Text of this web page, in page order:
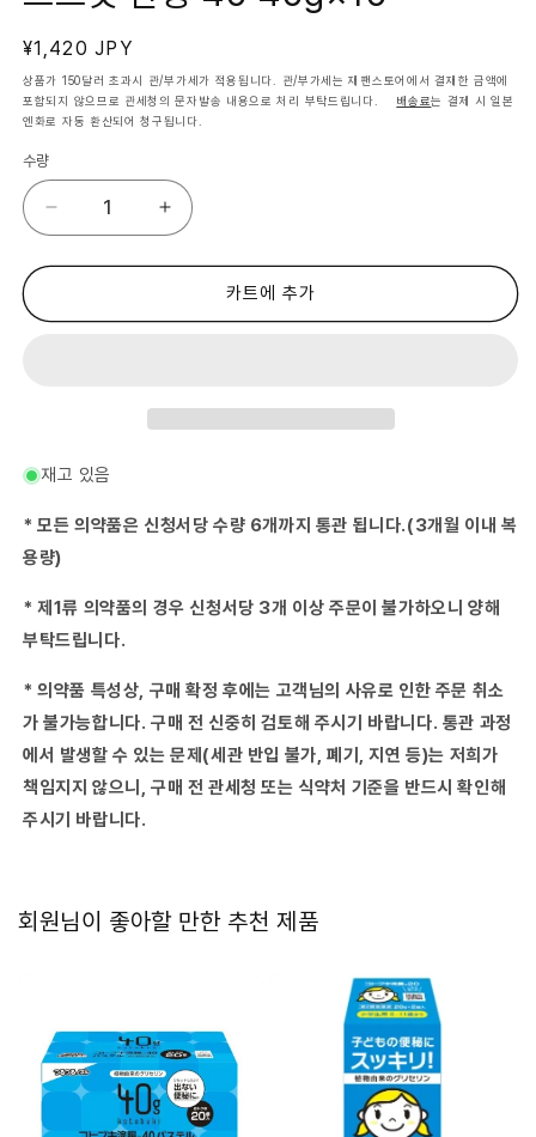
어
열
기
정
가
¥1,420 JPY
상품가 150달러 초과시 관/부가세가 적용됩니다. 관/부가세는 재팬스토어에서 결재한 금액에
포함되지 않으므로 관세청의 문자발송 내용으로 처리 부탁드립니다. 배송료는 결제 시 일본
엔화로 자동 환산되어 청구됩니다.
수량
스
컷
장
임
스
스
컷
장
카트에 추가
재고 있음
* 모든 의약품은 신청서당 수량 6개까지 통관 됩니다.(3개월 이내 복
용량)
* 제1류 의약품의 경우 신청서당 3개 이상 주문이 불가하오니 양해
부탁드립니다.
* 의약품 특성상, 구매 확정 후에는 고객님의 사유로 인한 주문 취소
가 불가능합니다. 구매 전 신중히 검토해 주시기 바랍니다. 통관 과정
에서 발생할 수 있는 문제(세관 반입 불가, 폐기, 지연 등)는 저희가
책임지지 않으니, 구매 전 관세청 또는 식약처 기준을 반드시 확인해
주시기 바랍니다.
회원님이 좋아할 만한 추천 제품